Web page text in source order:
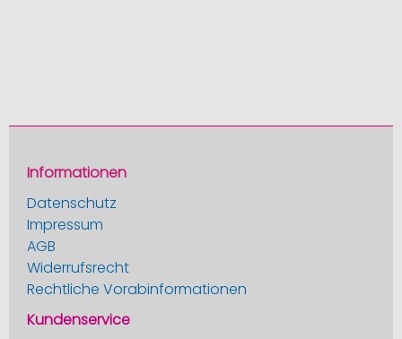
Informationen
Datenschutz
Impressum
AGB
Widerrufsrecht
Rechtliche Vorabinformationen
Kundenservice